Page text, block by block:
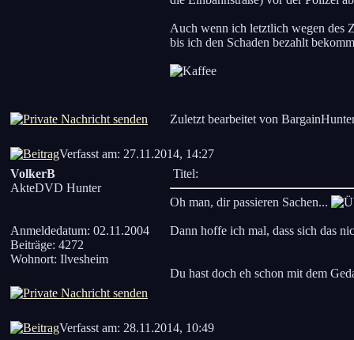
Auch wenn ich letztlich wegen des
bis ich den Schaden bezahlt
Zuletzt bearbeitet von
Verfasst am: 27.11.2014, 14:27
VolkerB
AkteDVD Hunter
Anmeldedatum: 02.11.2004
Beiträge: 4272
Wohnort: Ilvesheim
Titel:
Oh man, dir passieren Sachen...
Dann hoffe ich mal, dass sich das
Du hast doch eh schon mit dem
Verfasst am: 28.11.2014, 10:49